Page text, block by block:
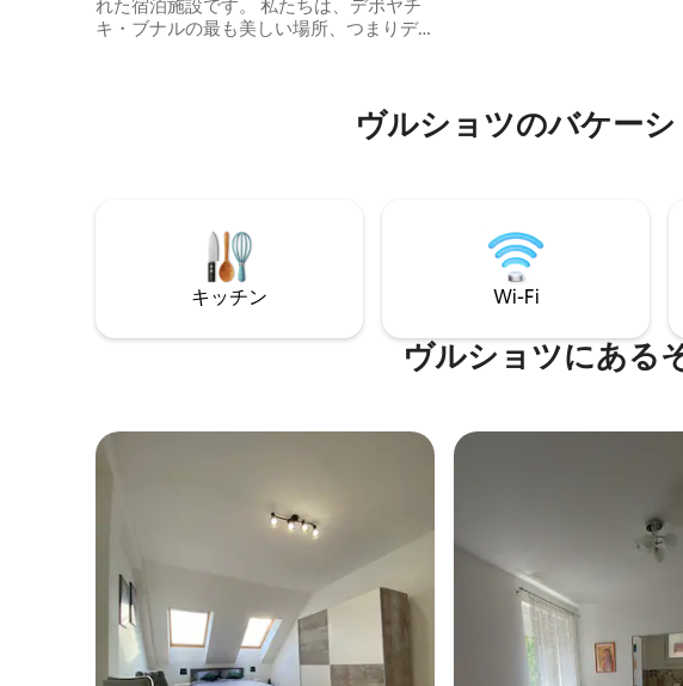
れた宿泊施設です。 私たちは、デボヤチ
キ・ブナルの最も美しい場所、つまりデ
るセルビアで最も美しく最大のアクアパ
ークの1つである「サンドシティ」からわ
と絶好の食欲を保証します。オーナーが
ゲストをお迎えし、お見送りします。
ヴルショツのバケー
キッチン Wi-Fi
ヴルショツにある